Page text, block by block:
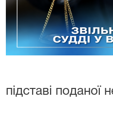
підставі поданої